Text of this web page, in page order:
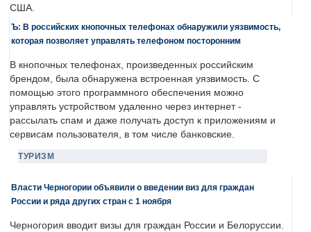
США.
Ъ: В российских кнопочных телефонах обнаружили уязвимость,
которая позволяет управлять телефоном посторонним
В кнопочных телефонах, произведенных российским
брендом, была обнаружена встроенная уязвимость. С
помощью этого программного обеспечения можно
управлять устройством удаленно через интернет -
рассылать спам и даже получать доступ к приложениям и
сервисам пользователя, в том числе банковские.
ТУРИЗМ
Власти Черногории объявили о введении виз для граждан
России и ряда других стран с 1 ноября
Черногория вводит визы для граждан России и Белоруссии.